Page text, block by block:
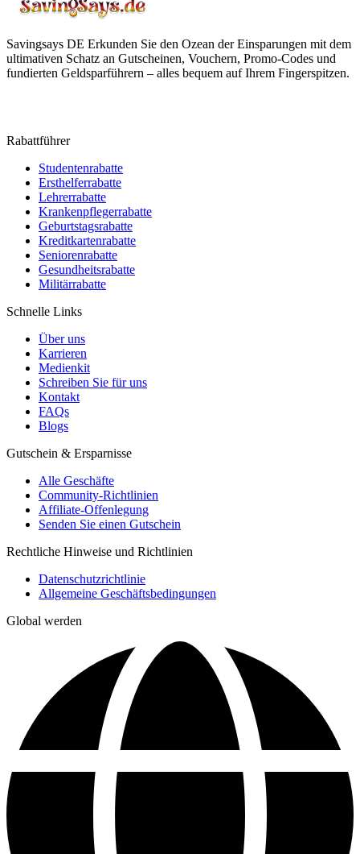
Savingsays DE Erkunden Sie den Ozean der Einsparungen mit dem
ultimativen Schatz an Gutscheinen, Vouchern, Promo-Codes und
fundierten Geldsparführern – alles bequem auf Ihrem Fingerspitzen.
Rabattführer
Studentenrabatte
Ersthelferrabatte
Lehrerrabatte
Krankenpflegerrabatte
Geburtstagsrabatte
Kreditkartenrabatte
Seniorenrabatte
Gesundheitsrabatte
Militärrabatte
Schnelle Links
Über uns
Karrieren
Medienkit
Schreiben Sie für uns
Kontakt
FAQs
Blogs
Gutschein & Ersparnisse
Alle Geschäfte
Community-Richtlinien
Affiliate-Offenlegung
Senden Sie einen Gutschein
Rechtliche Hinweise und Richtlinien
Datenschutzrichtlinie
Allgemeine Geschäftsbedingungen
Global werden